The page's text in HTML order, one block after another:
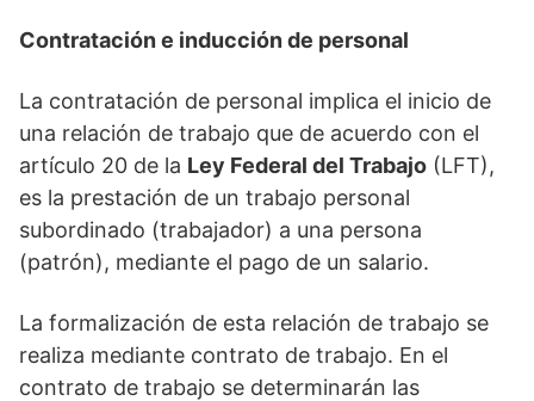
Contratación e inducción de personal
La contratación de personal implica el inicio de
una relación de trabajo que de acuerdo con el
artículo 20 de la Ley Federal del Trabajo (LFT),
es la prestación de un trabajo personal
subordinado (trabajador) a una persona
(patrón), mediante el pago de un salario.
La formalización de esta relación de trabajo se
realiza mediante contrato de trabajo. En el
contrato de trabajo se determinarán las